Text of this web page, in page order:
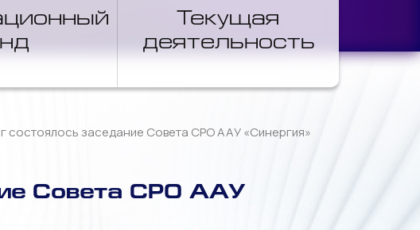
Текущая
деятельность
состоялось заседание Совета СРО ААУ «Синергия»
Совета СРО ААУ